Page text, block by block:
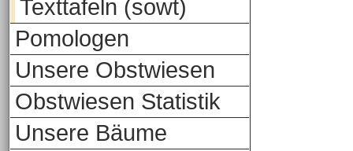
Texttafeln (sowt)
Pomologen
Unsere Obstwiesen
Obstwiesen Statistik
Unsere Bäume